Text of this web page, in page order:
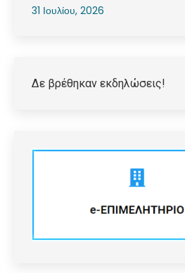
31 Ιουλίου, 2026
Δε βρέθηκαν εκδηλώσεις!